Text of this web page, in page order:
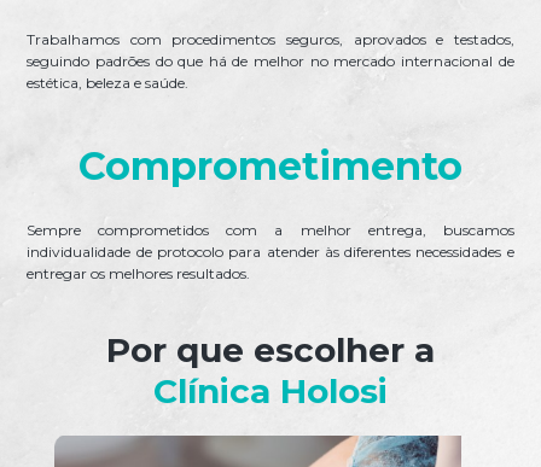
Trabalhamos com procedimentos seguros, aprovados e testados,
seguindo padrões do que há de melhor no mercado internacional de
estética, beleza e saúde.
Comprometimento
Sempre comprometidos com a melhor entrega, buscamos
individualidade de protocolo para atender às diferentes necessidades e
entregar os melhores resultados.
Por que escolher a
Clínica Holosi